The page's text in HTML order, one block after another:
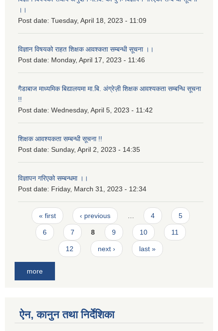
।।
Post date: Tuesday, April 18, 2023 - 11:09
विज्ञान विषयको राहत शिक्षक आवश्कता सम्बन्धी सूचना ।।
Post date: Monday, April 17, 2023 - 11:46
गैडाबाज माध्यमिक बिद्यालयमा मा.बि. अंग्रेज़ी शिक्षक आवश्यकता सम्बन्धि सूचना
!!
Post date: Wednesday, April 5, 2023 - 11:42
शिक्षक आवश्यकता सम्बन्धी सूचना !!
Post date: Sunday, April 2, 2023 - 14:35
विज्ञापन गरिएको सम्बन्धमा ।।
Post date: Friday, March 31, 2023 - 12:34
Pages
« first ‹ previous 4 5
6 7 8 9 10 11
12 next › last »
more
ऐन, कानुन तथा निर्देशिका